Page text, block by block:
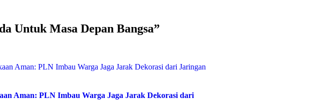
Untuk Masa Depan Bangsa”
Aman: PLN Imbau Warga Jaga Jarak Dekorasi dari